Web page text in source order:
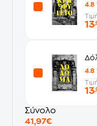
4.8
13
4.8
13
Σύνολο
41,97€